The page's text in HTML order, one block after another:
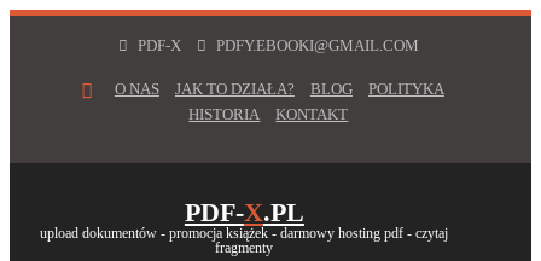
PDF-X PDFY.EBOOKI@GMAIL.COM
O NAS JAK TO DZIAŁA? BLOG
POLITYKA
HISTORIA
KONTAKT
PDF-X.PL
upload dokumentów - promocja książek - darmowy hosting pdf - czytaj
fragmenty